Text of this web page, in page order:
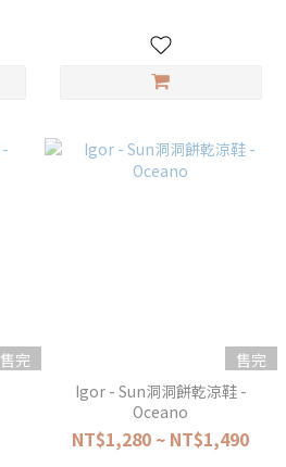
售完
售完
Igor - Sun洞洞餅乾涼鞋 -
Oceano
NT$1,280 ~ NT$1,490